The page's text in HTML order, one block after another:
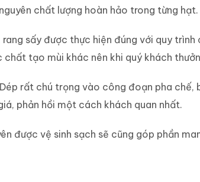
chất lượng hoàn hảo trong từng hạt.
sấy được thực hiện đúng với quy
chất tạo mùi khác nên khi quý khách
rất chú trọng vào công đoạn pha
phản hồi một cách khách quan nhất.
được vệ sinh sạch sẽ cũng góp phần